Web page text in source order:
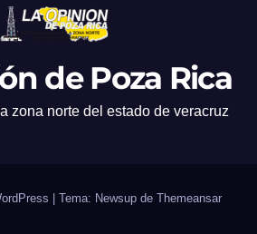
de Poza Rica
zona norte del estado de veracruz
Tema: Newsup de Themeansar